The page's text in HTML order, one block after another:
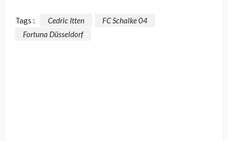
Tags : Cedric Itten
FC Schalke 04
Fortuna Düsseldorf